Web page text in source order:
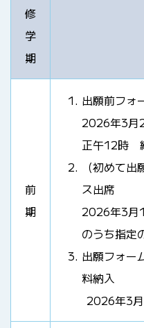
修
学
期
前
期
出願前フォ
2026年3月
正午12時
（初めて
ス出席
2026年3月
のうち指定
出願フォー
料納入
2026年3月